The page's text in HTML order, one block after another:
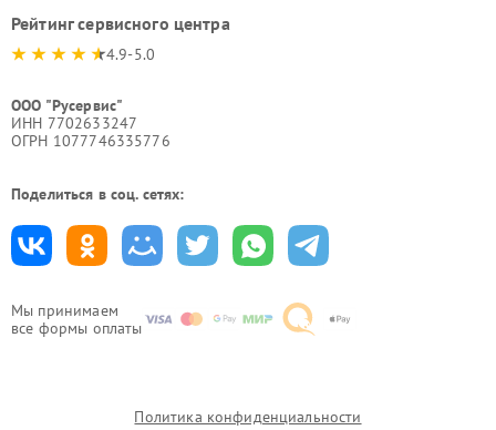
Мы принимаем
все формы оплаты
Рейтинг сервисного центра
4.9-5.0
ООО "Русервис"
ИНН 7702633247
ОГРН 1077746335776
Поделиться в соц. сетях:
Политика конфиденциальности